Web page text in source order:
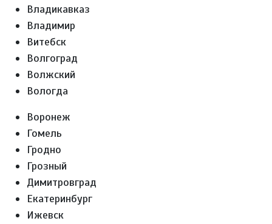
Владикавказ
Владимир
Витебск
Волгоград
Волжский
Вологда
Воронеж
Гомель
Гродно
Грозный
Димитровград
Екатеринбург
Ижевск